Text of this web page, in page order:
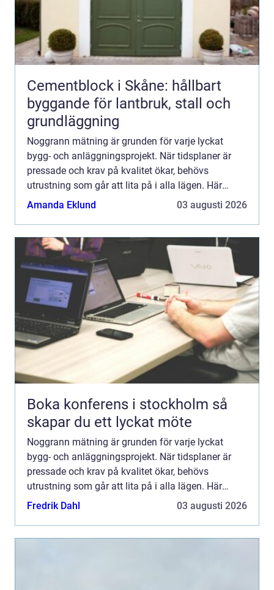
Cementblock i Skåne: hållbart
byggande för lantbruk, stall och
grundläggning
Noggrann mätning är grunden för varje lyckat
bygg- och anläggningsprojekt. När tidsplaner är
pressade och krav på kvalitet ökar, behövs
utrustning som går att lita på i alla lägen. Här
spelar topcon en viktig roll. Med robusta
Amanda Eklund 03 augusti 2026
Boka konferens i stockholm så
skapar du ett lyckat möte
Noggrann mätning är grunden för varje lyckat
bygg- och anläggningsprojekt. När tidsplaner är
pressade och krav på kvalitet ökar, behövs
utrustning som går att lita på i alla lägen. Här
spelar topcon en viktig roll. Med robusta
Fredrik Dahl 03 augusti 2026